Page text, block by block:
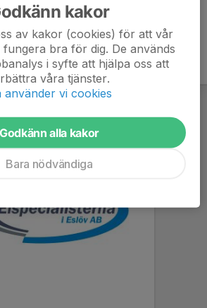
kakor
av kakor (cookies) för att vår
bra för dig. De används
i syfte att hjälpa oss att
våra tjänster.
använder vi cookies
Godkänn alla kakor
Bara nödvändiga